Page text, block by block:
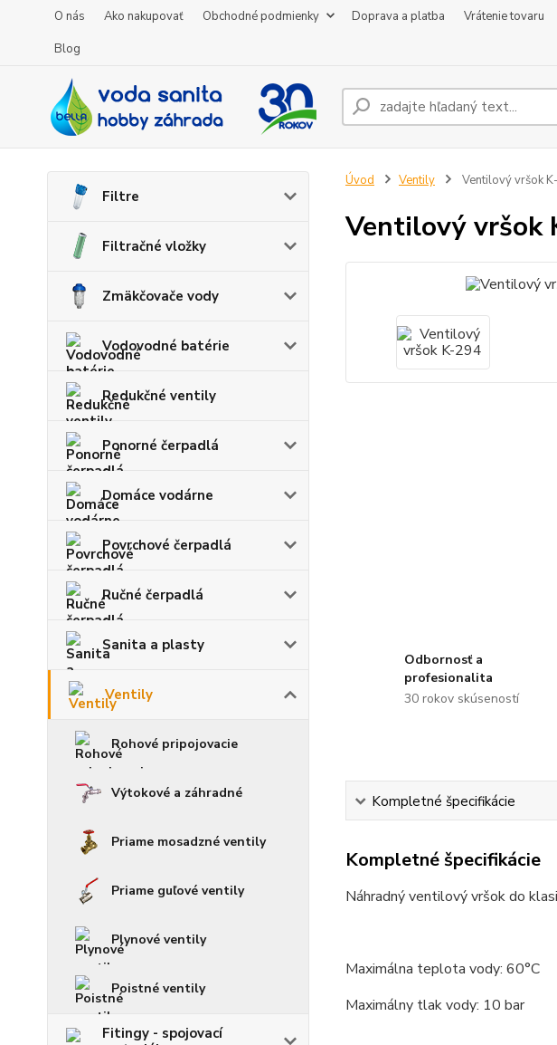
O nás Ako nakupovať Obchodné podmienky Doprava a platba Vrátenie tovaru
Blog
Filtre
Filtračné vložky
Zmäkčovače vody
Vodovodné batérie
Redukčné ventily
Ponorné čerpadlá
Domáce vodárne
Povrchové čerpadlá
Ručné čerpadlá
Sanita a plasty
Ventily
Rohové pripojovacie
Výtokové a záhradné
Priame mosadzné ventily
Priame guľové ventily
Plynové ventily
Poistné ventily
Fitingy - spojovací
Úvod Ventily Ventilový vršok
Ventilový vršok
Odbornosť a
profesionalita
30 rokov skúseností
Kompletné špecifikácie
Kompletné špecifikácie
Náhradný ventilový vršok do
Maximálna teplota vody: 60°C
Maximálny tlak vody: 10 bar